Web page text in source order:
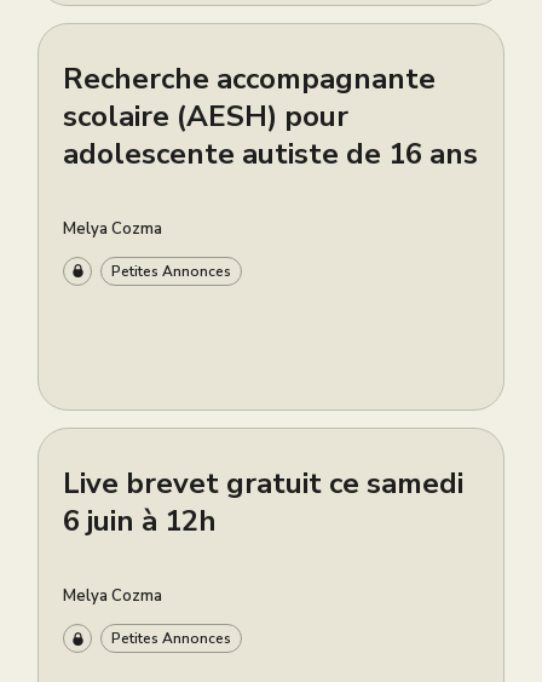
Recherche accompagnante
scolaire (AESH) pour
adolescente autiste de 16 ans
Melya Cozma
Petites Annonces
Live brevet gratuit ce samedi
6 juin à 12h
Melya Cozma
Petites Annonces